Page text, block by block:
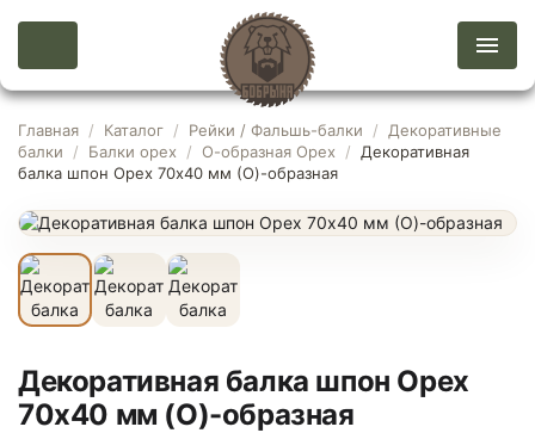
Главная / Каталог / Рейки / Фальшь-балки /
Декоративные
балки
/ Балки орех / О-образная Орех /
Декоративная
балка шпон Орех 70х40 мм (О)-образная
Декоративная балка шпон Орех
70х40 мм (О)-образная